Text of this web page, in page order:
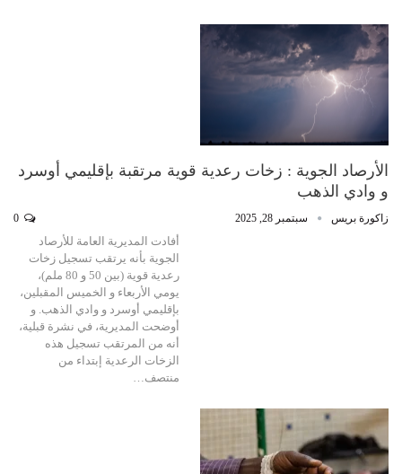
الأرصاد الجوية : زخات رعدية قوية مرتقبة بإقليمي أوسرد
و وادي الذهب
زاكورة بريس سبتمبر 28, 2025
أفادت المديرية العامة للأرصاد
الجوية بأنه يرتقب تسجيل زخات
رعدية قوية (بين 50 و 80 ملم)،
يومي الأربعاء و الخميس المقبلين،
بإقليمي أوسرد و وادي الذهب. و
أوضحت المديرية، في نشرة قبلية،
أنه من المرتقب تسجيل هذه
الزخات الرعدية إبتداء من
منتصف…